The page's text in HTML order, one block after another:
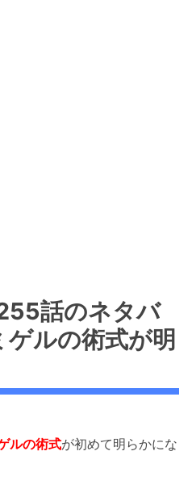
話のネタバ
ゲルの術式が明
ルの術式が初めて明らかにな